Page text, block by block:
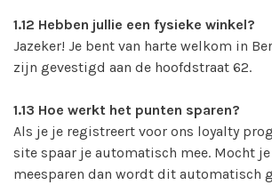
1.12 Hebben jullie een fysieke winkel?
Jazeker! Je bent van harte welkom in
zijn gevestigd aan de hoofdstraat 62.
1.13 Hoe werkt het punten sparen?
Als je je registreert voor ons loyalty
site spaar je automatisch mee. Mocht
meesparen dan wordt dit automatisch